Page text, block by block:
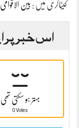
کیٹاگری میں : بین الاقوامی
اس خبر پر
بہتر ہو سکتی تھی
0 Votes